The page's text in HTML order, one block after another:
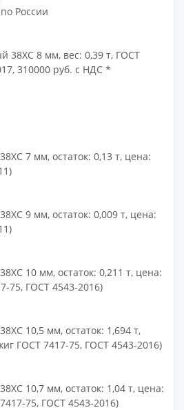
России
38ХС 8 мм, вес: 0,39 т, ГОСТ
310000 руб. с НДС *
7 мм, остаток: 0,13 т, цена:
9 мм, остаток: 0,009 т, цена:
10 мм, остаток: 0,211 т, цена:
75, ГОСТ 4543-2016)
10,5 мм, остаток: 1,694 т,
ГОСТ 7417-75, ГОСТ 4543-2016)
10,7 мм, остаток: 1,04 т, цена:
75, ГОСТ 4543-2016)